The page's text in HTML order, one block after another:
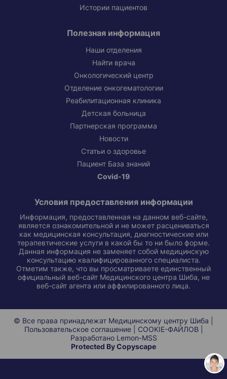
Истории пациентов
Полезная информация
Наши отделения
Найти врача
Онкологический центр
Отделение онкогематологии
Реабилитационная клиника
Детская больница
Партнерская программа
Новости
Статьи о здоровье
Пациент База знаний
Covid-19
Условия предоставления информации
Информация, предоставленная на данном веб-сайте,
является ознакомительной и не может расцениваться
как медицинская консультация, диагностические или
терапевтические услуги в какой бы то ни было форме.
Данная информация не заменяет собой медицинскую
консультацию квалифицированного специалиста.
Отметим также, что вы просматриваете единственный
официальный веб-сайт Медицинского центра Шиба, не
веб-сайт агента или аффилированного лица.
© Все права принадлежат Медицинскому центру Шиба |
Пользовательское соглашение| COOKIE-ФАЙЛОВ|
Разработано Lemon-MSS
Protected By Copyscape